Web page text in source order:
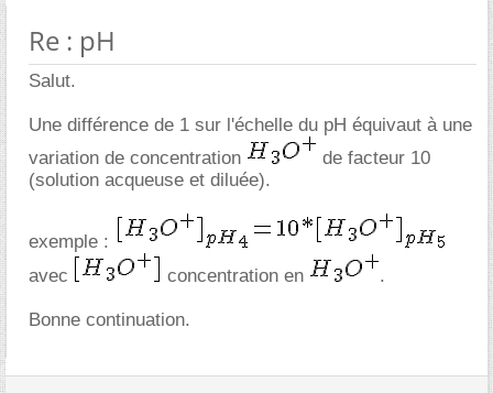
Re : pH
Salut.
Une différence de 1 sur l'échelle du pH équivaut à une
variation de concentration
de facteur 10
(solution acqueuse et diluée).
exemple :
avec
concentration en .
Bonne continuation.